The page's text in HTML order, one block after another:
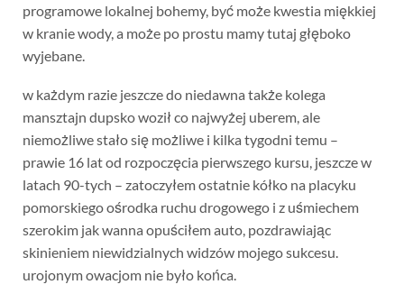
programowe lokalnej bohemy, być może kwestia miękkiej
w kranie wody, a może po prostu mamy tutaj głęboko
wyjebane.
w każdym razie jeszcze do niedawna także kolega
mansztajn dupsko woził co najwyżej uberem, ale
niemożliwe stało się możliwe i kilka tygodni temu –
prawie 16 lat od rozpoczęcia pierwszego kursu, jeszcze w
latach 90-tych – zatoczyłem ostatnie kółko na placyku
pomorskiego ośrodka ruchu drogowego i z uśmiechem
szerokim jak wanna opuściłem auto, pozdrawiając
skinieniem niewidzialnych widzów mojego sukcesu.
urojonym owacjom nie było końca.